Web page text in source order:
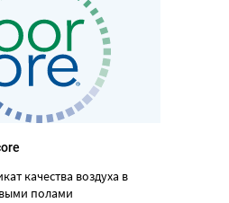
качества воздуха в
полами